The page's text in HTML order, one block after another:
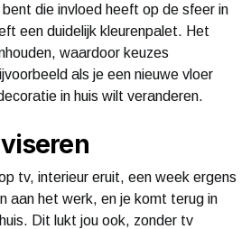
die invloed heeft op de sfeer in
een duidelijk kleurenpalet. Het
waardoor keuzes
als je een nieuwe vloer
in huis wilt veranderen.
tv, interieur eruit, een week ergens
aan het werk, en je komt terug in
Dit lukt jou ook, zonder tv